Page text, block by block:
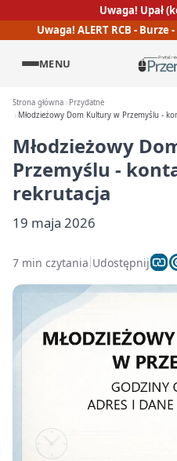
Uwaga! Upał
Uwaga! ALERT RCB -
MENU
Strona główna
Przydatne
Młodzieżowy Dom Kultury w Przemyślu -
Młodzieżowy
Przemyślu -
rekrutacja
19 maja 2026
7 min czytania Udostępnij